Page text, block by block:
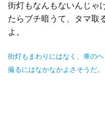
街灯もなんもないんじゃ
たらブチ暗うて、タマ取
よ。
街灯もまわりにはなく、車の
撮るにはなかなかよさそうだ。